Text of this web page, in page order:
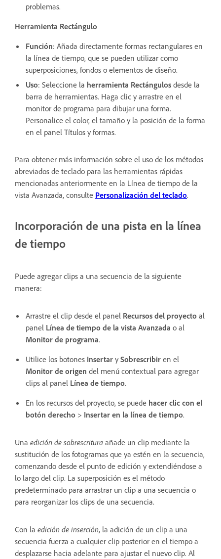
problemas.
Herramienta Rectángulo
Función: Añada directamente formas rectangulares en
la línea de tiempo, que se pueden utilizar como
superposiciones, fondos o elementos de diseño.
Uso: Seleccione la herramienta Rectángulos desde la
barra de herramientas. Haga clic y arrastre en el
monitor de programa para dibujar una forma.
Personalice el color, el tamaño y la posición de la forma
en el panel Títulos y formas.
Para obtener más información sobre el uso de los métodos
abreviados de teclado para las herramientas rápidas
mencionadas anteriormente en la Línea de tiempo de la
vista Avanzada, consulte Personalización del teclado.
Incorporación de una pista en la línea
de tiempo
Puede agregar clips a una secuencia de la siguiente
manera:
Arrastre el clip desde el panel Recursos del proyecto al
panel Línea de tiempo de la vista Avanzada o al
Monitor de programa.
Utilice los botones Insertar y Sobrescribir en el
Monitor de origen del menú contextual para agregar
clips al panel Línea de tiempo.
En los recursos del proyecto, se puede hacer clic con el
botón derecho > Insertar en la línea de tiempo.
Una edición de sobrescritura añade un clip mediante la
sustitución de los fotogramas que ya estén en la secuencia,
comenzando desde el punto de edición y extendiéndose a
lo largo del clip. La superposición es el método
predeterminado para arrastrar un clip a una secuencia o
para reorganizar los clips de una secuencia.
Con la edición de inserción, la adición de un clip a una
secuencia fuerza a cualquier clip posterior en el tiempo a
desplazarse hacia adelante para ajustar el nuevo clip. Al